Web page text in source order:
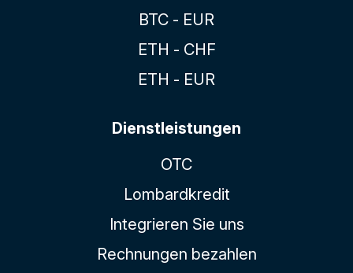
BTC - EUR
ETH - CHF
ETH - EUR
Dienstleistungen
OTC
Lombardkredit
Integrieren Sie uns
Rechnungen bezahlen